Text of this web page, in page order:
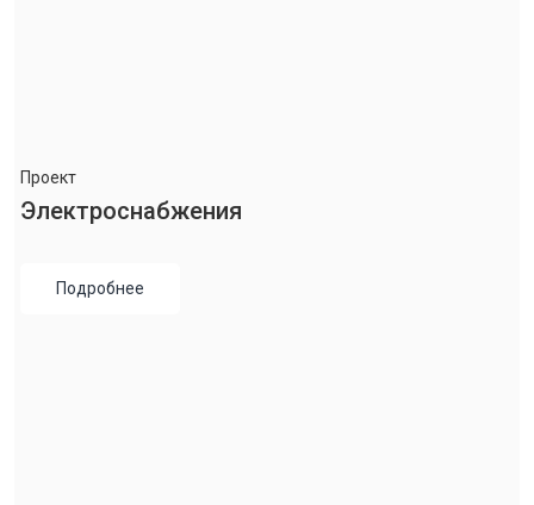
Проект
Электроснабжения
Подробнее